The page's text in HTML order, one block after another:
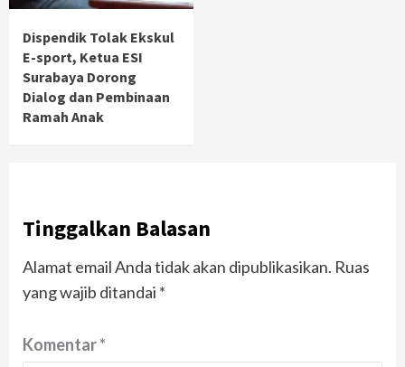
Dispendik Tolak Ekskul
E-sport, Ketua ESI
Surabaya Dorong
Dialog dan Pembinaan
Ramah Anak
Tinggalkan Balasan
Alamat email Anda tidak akan dipublikasikan. Ruas
yang wajib ditandai *
Komentar*